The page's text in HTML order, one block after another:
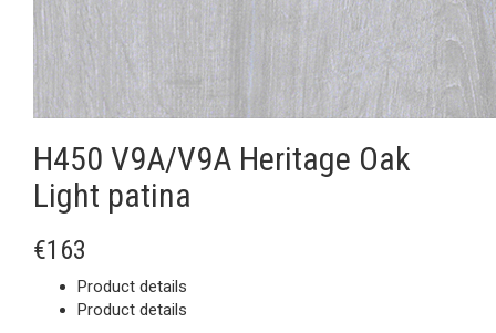
H450 V9A/V9A Heritage Oak
Light patina
€163
Product details
Product details